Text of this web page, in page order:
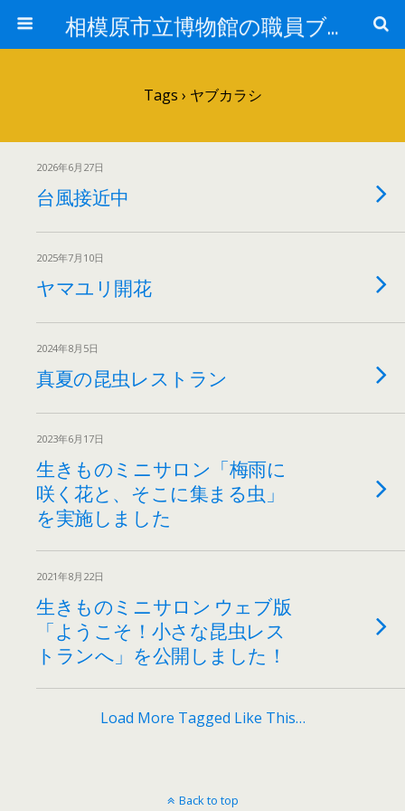
相模原市立博物館の職員ブログ
Tags › ヤブカラシ
2026年6月27日
台風接近中
2025年7月10日
ヤマユリ開花
2024年8月5日
真夏の昆虫レストラン
2023年6月17日
生きものミニサロン「梅雨に
咲く花と、そこに集まる虫」
を実施しました
2021年8月22日
生きものミニサロン ウェブ版
「ようこそ！小さな昆虫レス
トランへ」を公開しました！
Load More Tagged Like This…
Back to top